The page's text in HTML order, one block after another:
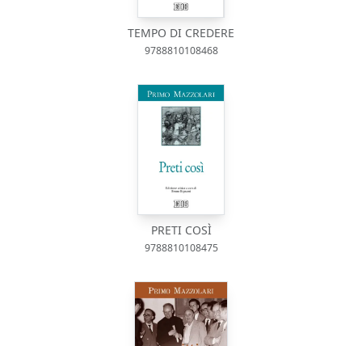
TEMPO DI CREDERE
9788810108468
PRETI COSÌ
9788810108475